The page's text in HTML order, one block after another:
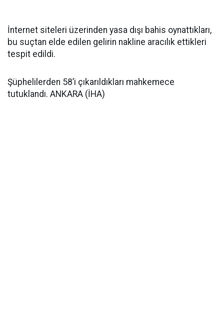
İnternet siteleri üzerinden yasa dışı bahis oynattıkları,
bu suçtan elde edilen gelirin nakline aracılık ettikleri
tespit edildi.
Şüphelilerden 58’i çıkarıldıkları mahkemece
tutuklandı. ANKARA (İHA)